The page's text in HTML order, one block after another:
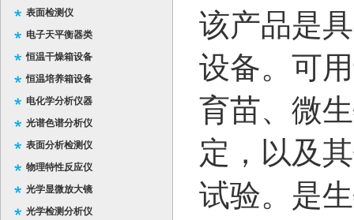
表面检测仪
电子天平衡器类
恒温干燥箱设备
恒温培养箱设备
电化学分析仪器
光谱色谱分析仪
表面分析检测仪
物理特性反应仪
光学显微放大镜
光学检测分析仪
该产品是
设备。可
育苗、微
定，以及
试验。是